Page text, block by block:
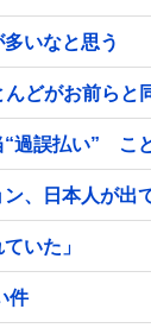
いなと思う
どがお前らと
“過誤払い” こ
、日本人が出
いた」
件